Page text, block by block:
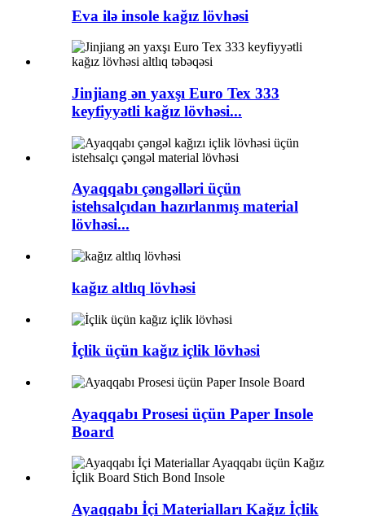
Eva ilə insole kağız lövhəsi
Jinjiang ən yaxşı Euro Tex 333
keyfiyyətli kağız lövhəsi...
Ayaqqabı çəngəlləri üçün
istehsalçıdan hazırlanmış material
lövhəsi...
kağız altlıq lövhəsi
İçlik üçün kağız içlik lövhəsi
Ayaqqabı Prosesi üçün Paper Insole
Board
Ayaqqabı İçi Materialları Kağız İçlik